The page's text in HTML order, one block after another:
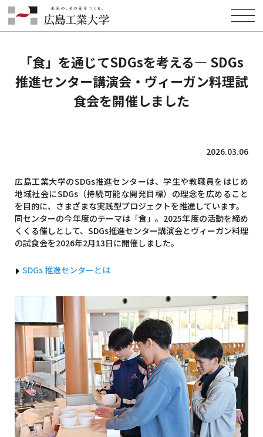
HOME INFORMATION
「食」を通じてSDGsを考える― SDGs推進センター講演会・ヴィーガン
料理試食会を開催しました
「食」を通じてSDGsを考える― SDGs
推進センター講演会・ヴィーガン料理試
食会を開催しました
2026.03.06
広島工業大学のSDGs推進センターは、学生や教職員をはじめ
地域社会にSDGs（持続可能な開発目標）の理念を広めること
を目的に、さまざまな実践型プロジェクトを推進しています。
同センターの今年度のテーマは「食」。2025年度の活動を締め
くくる催しとして、SDGs推進センター講演会とヴィーガン料理
の試食会を2026年2月13日に開催しました。
SDGs 推進センターとは